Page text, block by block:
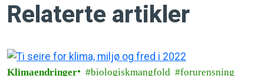
Relaterte artikler
Klimaendringer biologiskmangfold
forurensning